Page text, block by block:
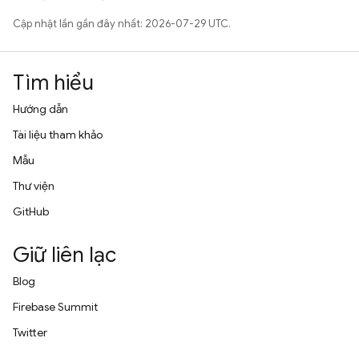
Cập nhật lần gần đây nhất: 2026-07-29 UTC.
Tìm hiểu
Hướng dẫn
Tài liệu tham khảo
Mẫu
Thư viện
GitHub
Giữ liên lạc
Blog
Firebase Summit
Twitter